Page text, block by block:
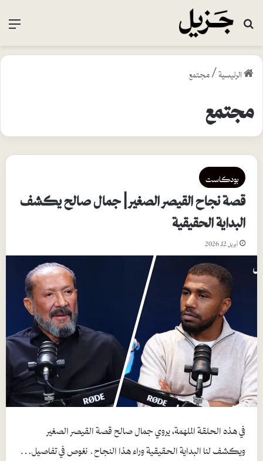
بحث عن
الرئيسية/مجتمع
مجتمع
بودكاست
قصة نجاح القيصر الصغير | جمال صالح يكشف
البداية الحقيقية
أبريل 12, 2026
في هذه الحلقة الملهمة، يروي جمال صالح قصة القيصر الصغير
ويكشف لنا البداية الحقيقية وراء هذا النجاح. نغوص في تفاصيل…